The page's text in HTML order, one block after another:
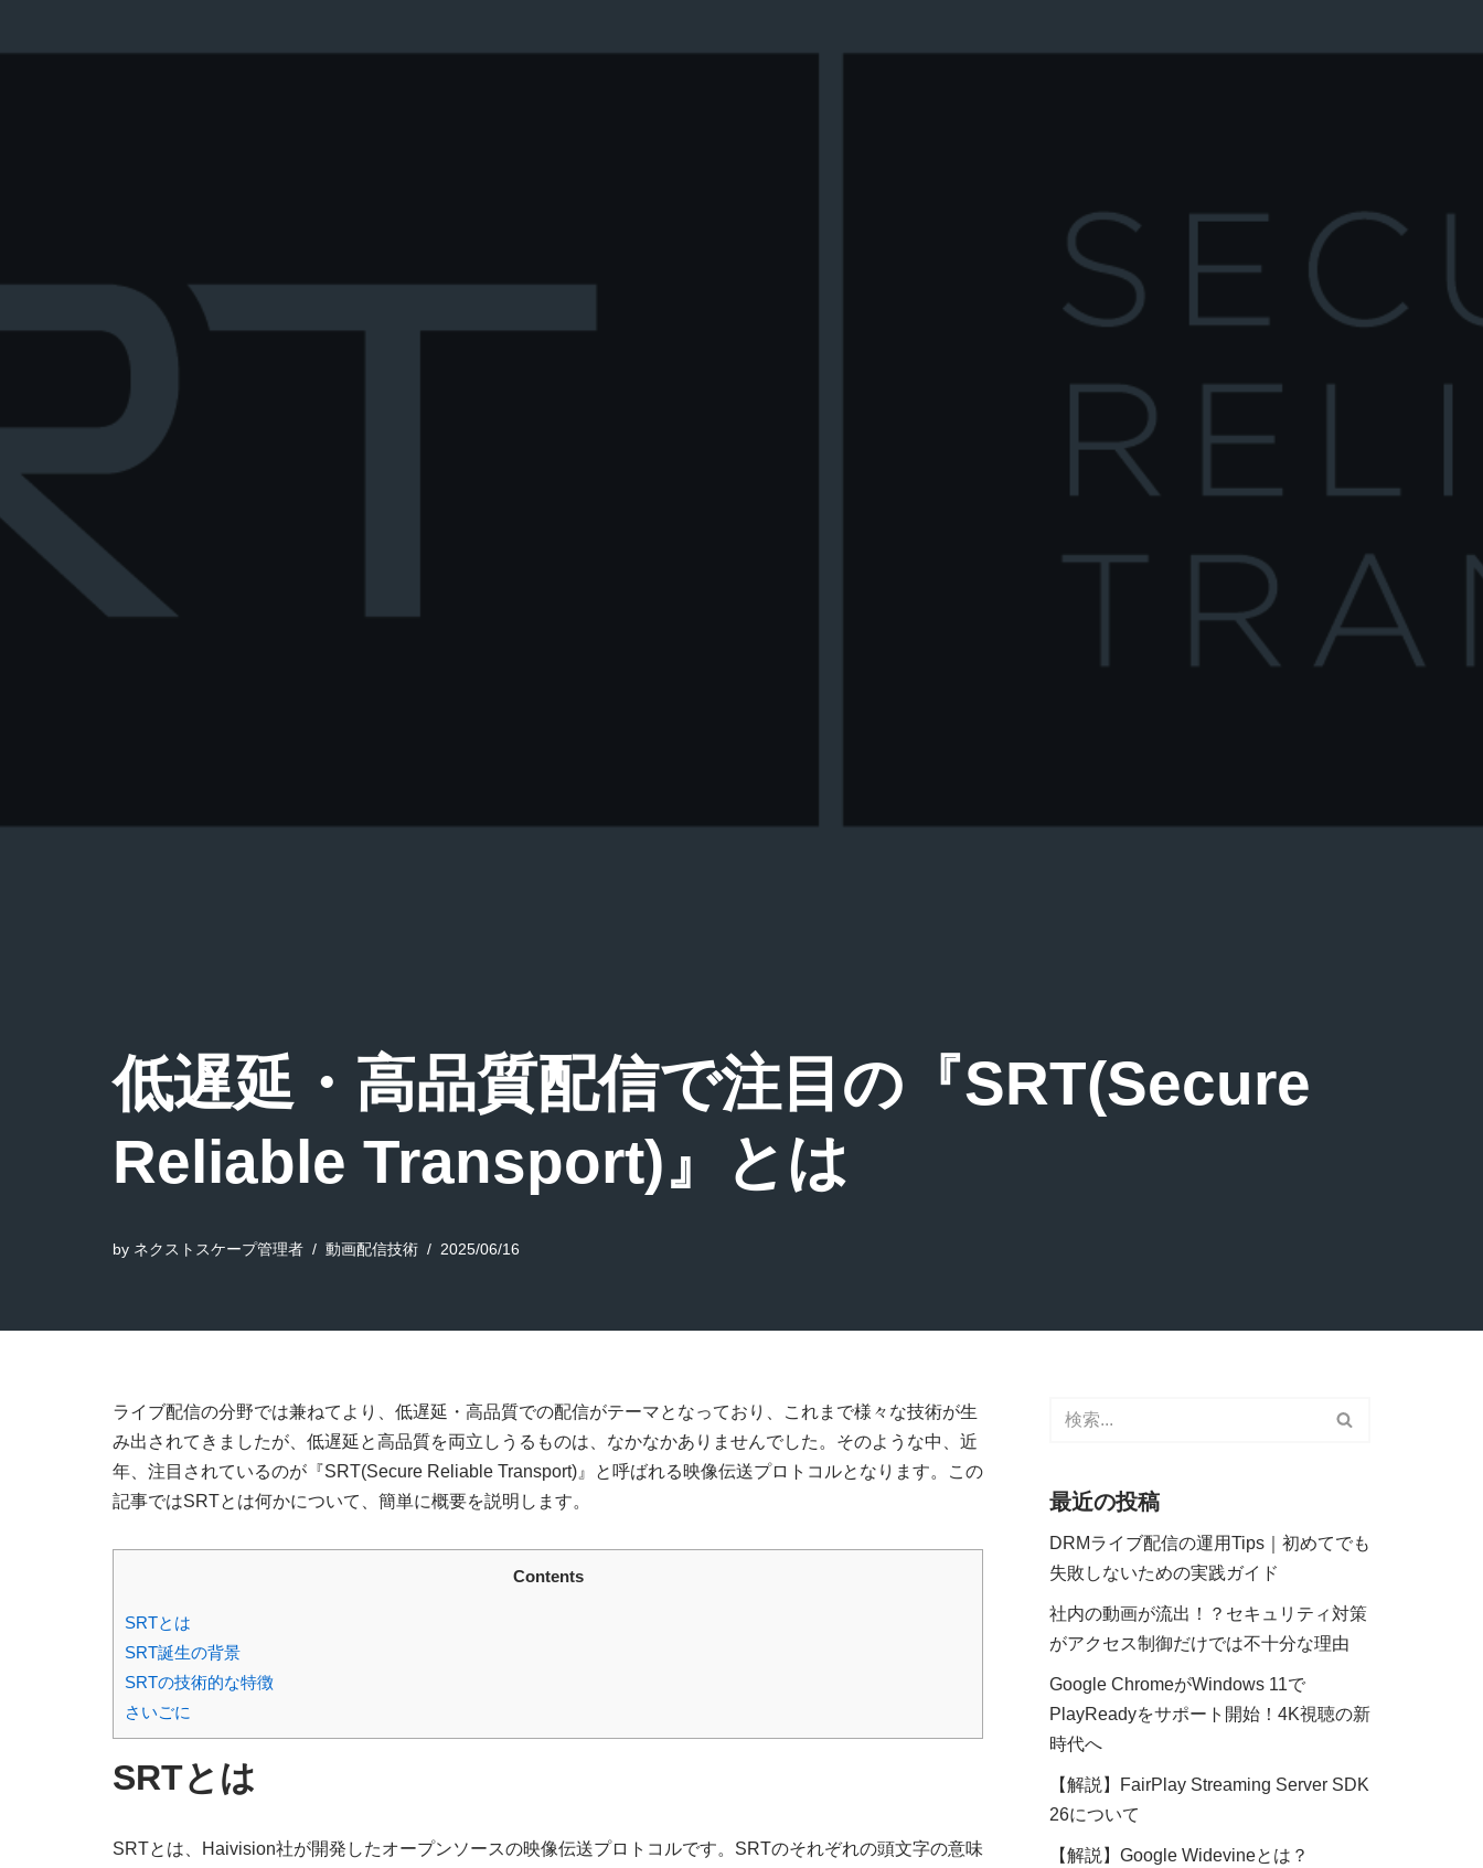
低遅延・高品質配信で注目の『SRT(Secure
Reliable Transport)』とは
by ネクストスケープ管理者 動画配信技術 2025/06/16
ライブ配信の分野では兼ねてより、低遅延・高品質での配信がテーマとなっており、これまで様々な技術が生
み出されてきましたが、低遅延と高品質を両立しうるものは、なかなかありませんでした。そのような中、近
年、注目されているのが『SRT(Secure Reliable Transport)』と呼ばれる映像伝送プロトコルとなります。この
記事ではSRTとは何かについて、簡単に概要を説明します。
Contents
SRTとは
SRT誕生の背景
SRTの技術的な特徴
さいごに
SRTとは
SRTとは、Haivision社が開発したオープンソースの映像伝送プロトコルです。SRTのそれぞれの頭文字の意味
最近の投稿
DRMライブ配信の運用Tips｜初めてでも
失敗しないための実践ガイド
社内の動画が流出！？セキュリティ対策
がアクセス制御だけでは不十分な理由
Google ChromeがWindows 11で
PlayReadyをサポート開始！4K視聴の新
時代へ
【解説】FairPlay Streaming Server SDK
26について
【解説】Google Widevineとは？